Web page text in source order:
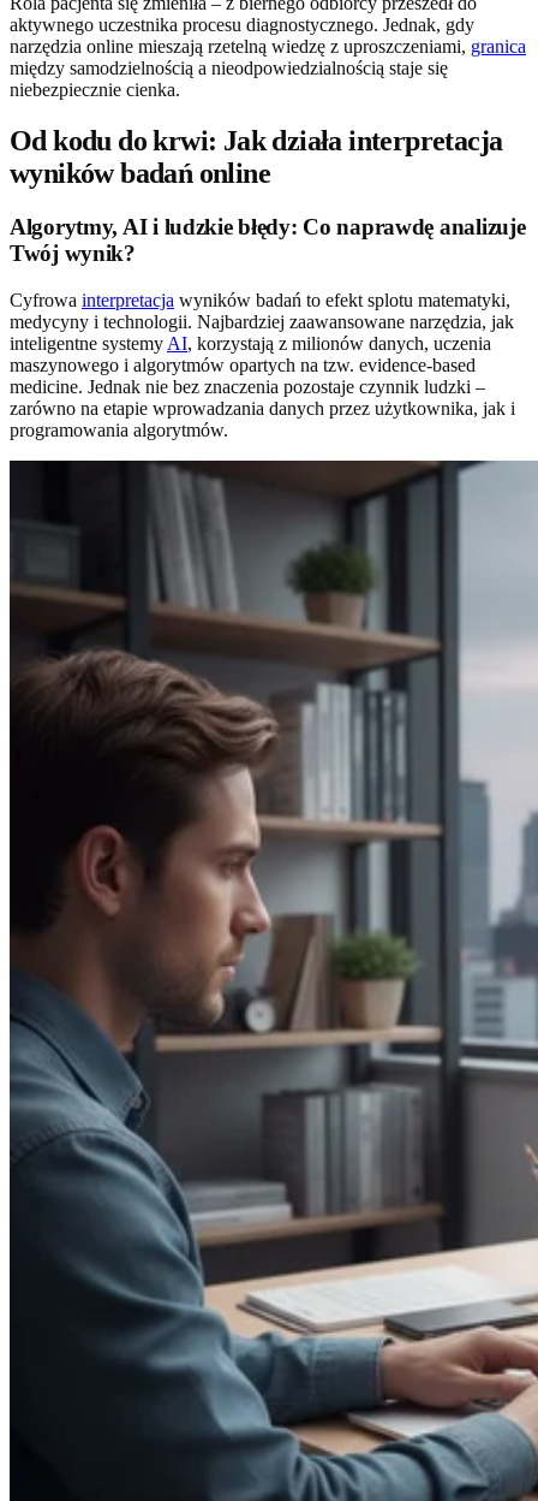
aktywnego uczestnika procesu diagnostycznego. Jednak, gdy
narzędzia online mieszają rzetelną wiedzę z uproszczeniami, granica
między samodzielnością a nieodpowiedzialnością staje się
niebezpiecznie cienka.
Od kodu do krwi: Jak działa interpretacja
wyników badań online
Algorytmy, AI i ludzkie błędy: Co naprawdę analizuje
Twój wynik?
Cyfrowa interpretacja wyników badań to efekt splotu matematyki,
medycyny i technologii. Najbardziej zaawansowane narzędzia, jak
inteligentne systemy AI, korzystają z milionów danych, uczenia
maszynowego i algorytmów opartych na tzw. evidence-based
medicine. Jednak nie bez znaczenia pozostaje czynnik ludzki –
zarówno na etapie wprowadzania danych przez użytkownika, jak i
programowania algorytmów.